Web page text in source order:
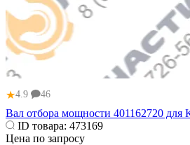
★4.9 46
Вал отбора мощности 401162720
ID товара: 473169
Цена по запросу